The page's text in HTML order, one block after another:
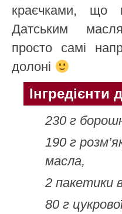
краєчками, що
Датським
просто самі
долоні
Інгредієнти
230 г
190 г
масла,
2 пакетики
80 г